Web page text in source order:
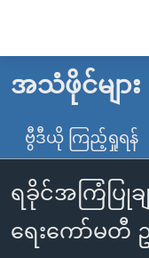
လွယ်ကူ
သည့်
Link
များ
ပင်မ
မူလစာမျက်နှာ
မြန်မာ
ကမ္ဘာ့သတင်းများ
နိုင်ငံတကာ
အမေရိကန်
ဗွီဒီယို
သတင်းလွတ်လပ်ခွင့်
ရပ်ဝန်းတခု လမ်းတ
အသံဖိုင်များ
ဗွီဒီယို ကြည့်ရှုရန်
ရခိုင်အကြံပြု
ရေးကော်မတီ